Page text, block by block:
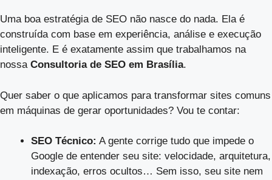
Uma boa estratégia de SEO não nasce do nada. Ela é
construída com base em experiência, análise e execução
inteligente. E é exatamente assim que trabalhamos na
nossa Consultoria de SEO em Brasília.
Quer saber o que aplicamos para transformar sites comuns
em máquinas de gerar oportunidades? Vou te contar:
SEO Técnico: A gente corrige tudo que impede o
Google de entender seu site: velocidade, arquitetura,
indexação, erros ocultos… Sem isso, seu site nem